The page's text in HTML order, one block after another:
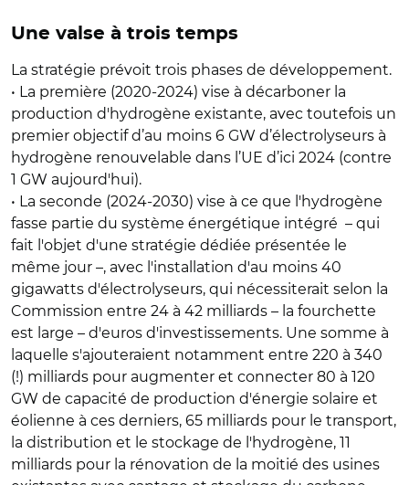
Une valse à trois temps
La stratégie prévoit trois phases de développement.
• La première (2020-2024) vise à décarboner la
production d'hydrogène existante, avec toutefois un
premier objectif d’au moins 6 GW d’électrolyseurs à
hydrogène renouvelable dans l’UE d’ici 2024 (contre
1 GW aujourd'hui).
• La seconde (2024-2030) vise à ce que l'hydrogène
fasse partie du système énergétique intégré – qui
fait l'objet d'une stratégie dédiée présentée le
même jour –, avec l'installation d'au moins 40
gigawatts d'électrolyseurs, qui nécessiterait selon la
Commission entre 24 à 42 milliards – la fourchette
est large – d'euros d'investissements. Une somme à
laquelle s'ajouteraient notamment entre 220 à 340
(!) milliards pour augmenter et connecter 80 à 120
GW de capacité de production d'énergie solaire et
éolienne à ces derniers, 65 milliards pour le transport,
la distribution et le stockage de l'hydrogène, 11
milliards pour la rénovation de la moitié des usines